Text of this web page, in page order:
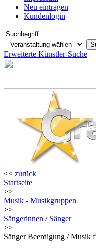
Neu eintragen
Kundenlogin
Erweiterte Künstler-Suche
<< zurück
Startseite
>>
Musik - Musikgruppen
>>
Sängerinnen / Sänger
>>
Sänger Beerdigung / Musik